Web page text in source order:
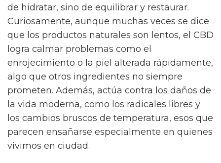
de hidratar, sino de equilibrar y restaurar.
Curiosamente, aunque muchas veces se dice
que los productos naturales son lentos, el CBD
logra calmar problemas como el
enrojecimiento o la piel alterada rápidamente,
algo que otros ingredientes no siempre
prometen. Además, actúa contra los daños de
la vida moderna, como los radicales libres y
los cambios bruscos de temperatura, esos que
parecen ensañarse especialmente en quienes
vivimos en ciudad.